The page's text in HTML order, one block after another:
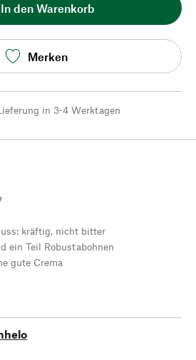
In den Warenkorb
Merken
in 3-4 Werktagen
kräftig, nicht bitter
ein Teil Robustabohnen
gute Crema